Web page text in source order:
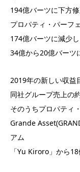
194億バーツに下方修
プロパティ・パーフ
174億バーツに減少
34億から20億バーツ
2019年の新しい収益
同社グループ売上の
そのうちプロパティ
Grande
アム
「Yu Kiroro」から